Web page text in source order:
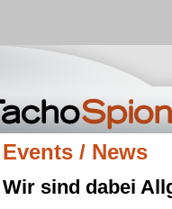
Events / News
Wir sind dabei